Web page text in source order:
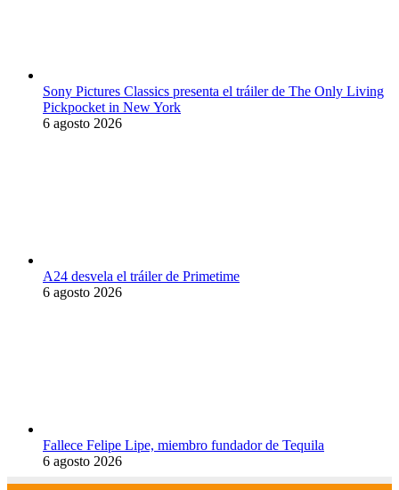
Sony Pictures Classics presenta el tráiler de The Only Living
Pickpocket in New York
6 agosto 2026
A24 desvela el tráiler de Primetime
6 agosto 2026
Fallece Felipe Lipe, miembro fundador de Tequila
6 agosto 2026